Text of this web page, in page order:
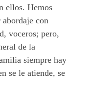
ellos. Hemos
abordaje con
voceros; pero,
de la
siempre hay
se le atiende, se